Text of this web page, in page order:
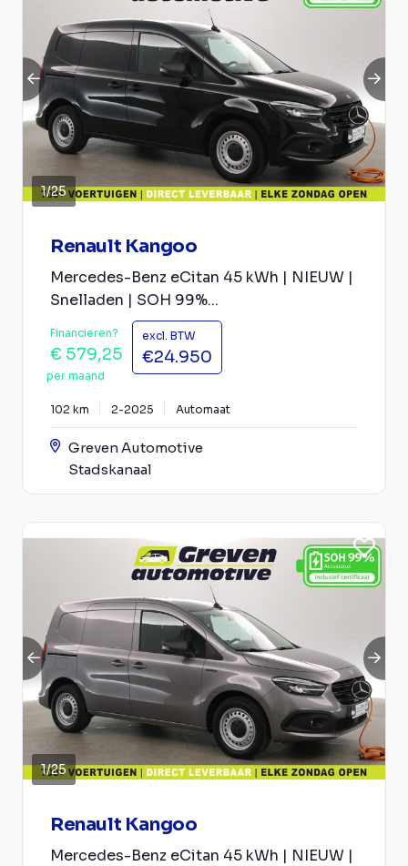
1/25
Renault Kangoo
Mercedes-Benz eCitan 45 kWh | NIEUW |
Snelladen | SOH 99%...
Financieren?
€ 579,25
per maand
excl. BTW
€24.950
102 km 2-2025 Automaat
Greven Automotive
Stadskanaal
1/25
Renault Kangoo
Mercedes-Benz eCitan 45 kWh | NIEUW |